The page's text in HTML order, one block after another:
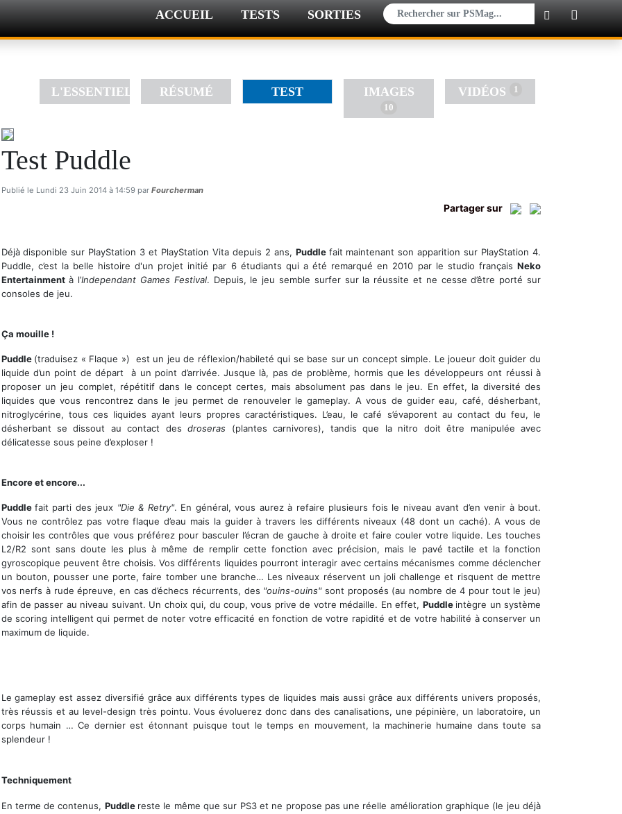
×
ACCUEIL TESTS SORTIES
L'ESSENTIEL RÉSUMÉ TEST IMAGES
10
VIDÉOS 1
Test Puddle
Publié le Lundi 23 Juin 2014 à 14:59 par Fourcherman
Partager sur
Déjà disponible sur PlayStation 3 et PlayStation Vita depuis 2 ans, Puddle fait maintenant son apparition sur PlayStation 4.
Puddle, c’est la belle histoire d'un projet initié par 6 étudiants qui a été remarqué en 2010 par le studio français Neko
Entertainmentà l’Independant Games Festival. Depuis, le jeu semble surfer sur la réussite et ne cesse d’être porté sur
consoles de jeu.
Ça mouille !
Puddle (traduisez « Flaque ») est un jeu de réflexion/habileté qui se base sur un concept simple. Le joueur doit guider du
liquide d’un point de départ à un point d’arrivée. Jusque là, pas de problème, hormis que les développeurs ont réussi à
proposer un jeu complet, répétitif dans le concept certes, mais absolument pas dans le jeu. En effet, la diversité des
liquides que vous rencontrez dans le jeu permet de renouveler le gameplay. A vous de guider eau, café, désherbant,
nitroglycérine, tous ces liquides ayant leurs propres caractéristiques. L’eau, le café s’évaporent au contact du feu, le
désherbant se dissout au contact desdroseras (plantes carnivores), tandis que la nitro doit être manipulée avec
délicatesse sous peine d’exploser !
Encore et encore...
Puddle fait parti des jeux "Die & Retry". En général, vous aurez à refaire plusieurs fois le niveau avant d’en venir à bout.
Vous ne contrôlez pas votre flaque d’eau mais la guider à travers les différents niveaux (48 dont un caché). A vous de
choisir les contrôles que vous préférez pour basculer l’écran de gauche à droite et faire couler votre liquide. Les touches
L2/R2 sont sans doute les plus à même de remplir cette fonction avec précision, mais le pavé tactile et la fonction
gyroscopique peuvent être choisis. Vos différents liquides pourront interagir avec certains mécanismes comme déclencher
un bouton, pousser une porte, faire tomber une branche… Les niveaux réservent un joli challenge et risquent de mettre
vos nerfs à rude épreuve, en cas d’échecs récurrents, des "ouins-ouins"sont proposés (au nombre de 4 pour tout le jeu)
afin de passer au niveau suivant. Un choix qui, du coup, vous prive de votre médaille. En effet, Puddle intègre un système
de scoring intelligent qui permet de noter votre efficacité en fonction de votre rapidité et de votre habilité à conserver un
maximum de liquide.
Le gameplay est assez diversifié grâce aux différents types de liquides mais aussi grâce aux différents univers proposés,
très réussis et au level-design très pointu. Vous évoluerez donc dans des canalisations, une pépinière, un laboratoire, un
corps humain … Ce dernier est étonnant puisque tout le temps en mouvement, la machinerie humaine dans toute sa
splendeur !
Techniquement
En terme de contenus, Puddle reste le même que sur PS3 et ne propose pas une réelle amélioration graphique (le jeu déjà